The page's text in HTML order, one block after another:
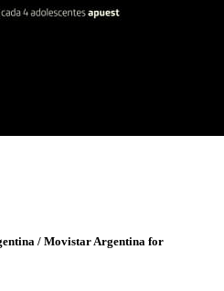
/ Movistar Argentina for